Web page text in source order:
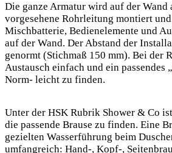
Die ganze Armatur wird auf der Wand
vorgesehene Rohrleitung montiert
Mischbatterie, Bedienelemente und
auf der Wand. Der Abstand der
genormt (Stichmaß 150 mm). Bei der
Austausch einfach und ein passendes
Norm- leicht zu finden.
Unter der HSK Rubrik Shower & Co
die passende Brause zu finden. Eine
gezielten Wasserführung beim
umfangreich: Hand-, Kopf-,